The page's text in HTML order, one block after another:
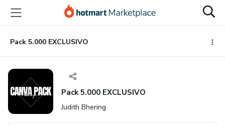
para
conteúdo
principal
para
pagamento
para
rodapé
Pack 5.000 EXCLUSIVO
Pack 5.000 EXCLUSIVO
Judith Bhering